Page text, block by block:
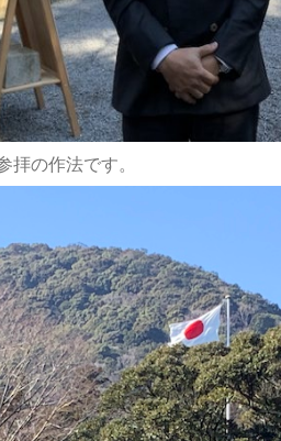
の作法です。